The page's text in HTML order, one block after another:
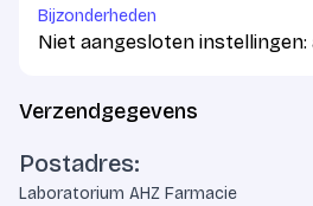
Bijzonderheden
Niet aangesloten instellingen:
Verzendgegevens
Postadres:
Laboratorium AHZ Farmacie